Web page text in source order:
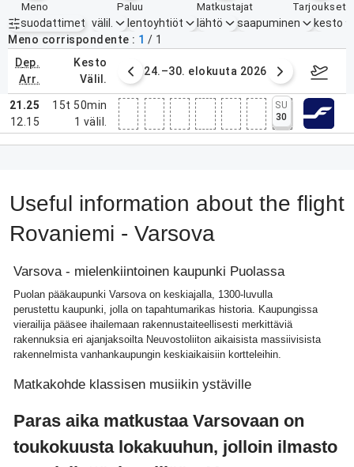
meno paluu matkustajat tarjoukset
suodattimet
Aktiiviset suodattimet ei mitään
välil. lentoyhtiöt lähtö saapuminen
kesto
Meno corrispondente
1 / 1
dep.
arr.
kesto
välil.
elokuuta 2026 24.–30. elokuuta 2026
21.25
12.15
15t 50min
1 välil.
SU
30
Useful information about the flight
Rovaniemi - Varsova
Varsova - mielenkiintoinen kaupunki Puolassa
Puolan pääkaupunki Varsova on keskiajalla, 1300-luvulla
perustettu kaupunki, jolla on tapahtumarikas historia. Kaupungissa
vierailija pääsee ihailemaan rakennustaiteellisesti merkittäviä
rakennuksia eri ajanjaksoilta Neuvostoliiton aikaisista massiivisista
rakennelmista vanhankaupungin keskiaikaisiin kortteleihin.
Matkakohde klassisen musiikin ystäville
Paras aika matkustaa Varsovaan on
toukokuusta lokakuuhun, jolloin ilmasto